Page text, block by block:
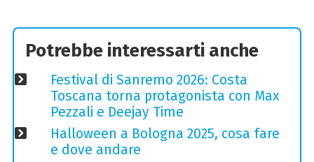
Potrebbe interessarti anche
Festival di Sanremo 2026: Costa
Toscana torna protagonista con Max
Pezzali e Deejay Time
Halloween a Bologna 2025, cosa fare
e dove andare